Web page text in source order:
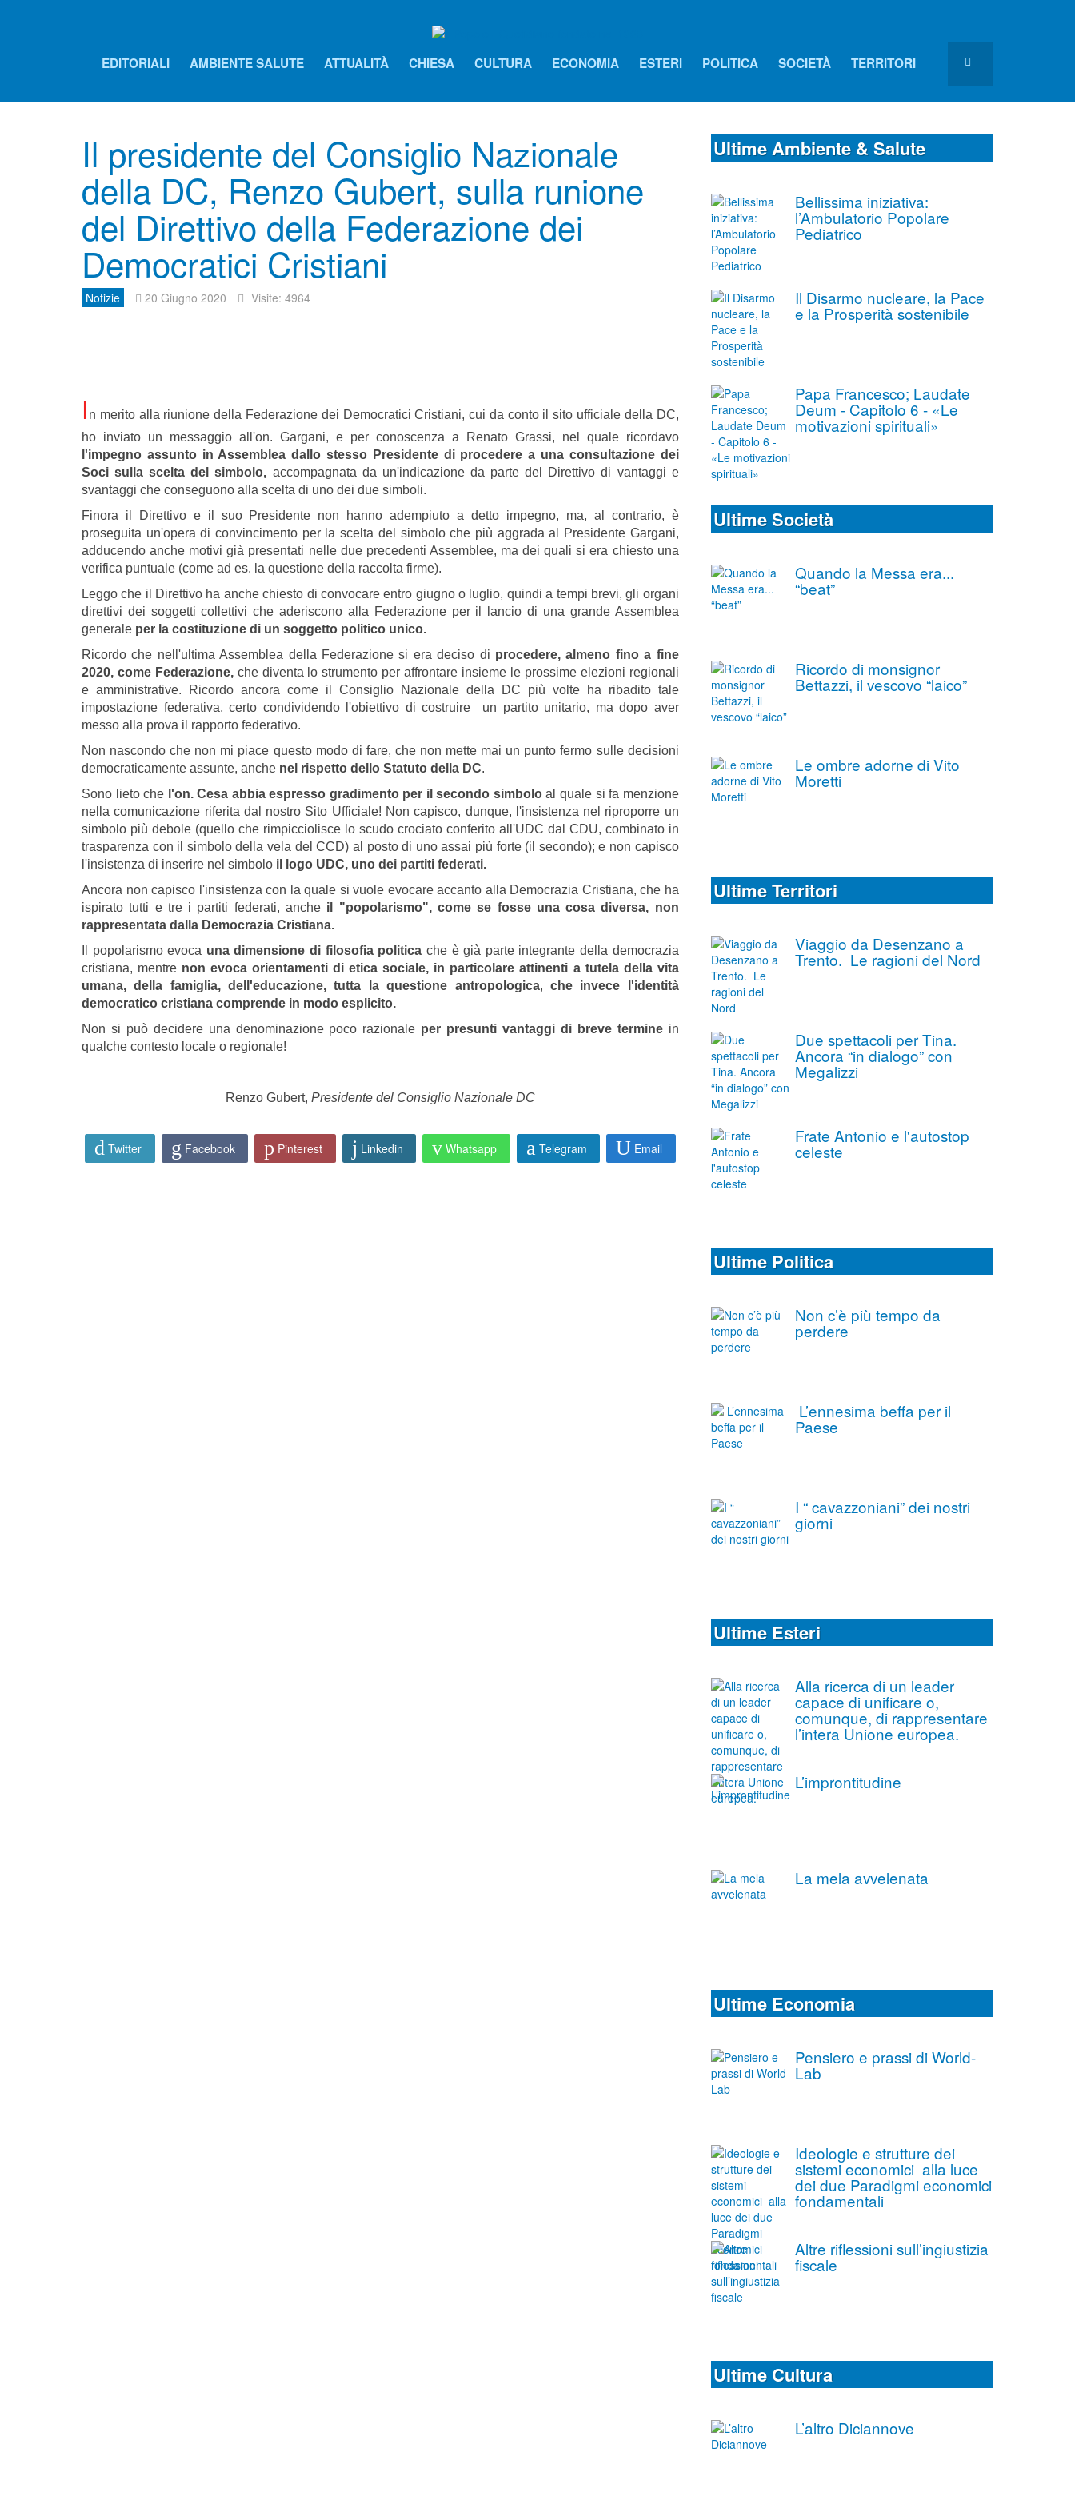
EDITORIALI AMBIENTE SALUTE ATTUALITÀ CHIESA CULTURA ECONOMIA ESTERI POLITICA SOCIETÀ TERRITORI
Il presidente del Consiglio Nazionale
della DC, Renzo Gubert, sulla runione
del Direttivo della Federazione dei
Democratici Cristiani
Notizie 20 Giugno 2020 Visite: 4964
I n merito alla riunione della Federazione dei Democratici Cristiani, cui da conto il sito ufficiale della DC,
ho inviato un messaggio all'on. Gargani, e per conoscenza a Renato Grassi, nel quale ricordavo
l'impegno assunto in Assemblea dallo stesso Presidente di procedere a una consultazione dei
Soci sulla scelta del simbolo, accompagnata da un'indicazione da parte del Direttivo di vantaggi e
svantaggi che conseguono alla scelta di uno dei due simboli.
Finora il Direttivo e il suo Presidente non hanno adempiuto a detto impegno, ma, al contrario, è
proseguita un'opera di convincimento per la scelta del simbolo che più aggrada al Presidente Gargani,
adducendo anche motivi già presentati nelle due precedenti Assemblee, ma dei quali si era chiesto una
verifica puntuale (come ad es. la questione della raccolta firme).
Leggo che il Direttivo ha anche chiesto di convocare entro giugno o luglio, quindi a tempi brevi, gli organi
direttivi dei soggetti collettivi che aderiscono alla Federazione per il lancio di una grande Assemblea
generale per la costituzione di un soggetto politico unico.
Ricordo che nell'ultima Assemblea della Federazione si era deciso di procedere, almeno fino a fine
2020, come Federazione,che diventa lo strumento per affrontare insieme le prossime elezioni regionali
e amministrative. Ricordo ancora come il Consiglio Nazionale della DC più volte ha ribadito tale
impostazione federativa, certo condividendo l'obiettivo di costruire un partito unitario, ma dopo aver
messo alla prova il rapporto federativo.
Non nascondo che non mi piace questo modo di fare, che non mette mai un punto fermo sulle decisioni
democraticamente assunte, anche nel rispetto dello Statuto della DC.
Sono lieto che l'on. Cesa abbia espresso gradimento per il secondo simboloal quale si fa menzione
nella comunicazione riferita dal nostro Sito Ufficiale! Non capisco, dunque, l'insistenza nel riproporre un
simbolo più debole (quello che rimpicciolisce lo scudo crociato conferito all'UDC dal CDU, combinato in
trasparenza con il simbolo della vela del CCD) al posto di uno assai più forte (il secondo); e non capisco
l'insistenza di inserire nel simbolo il logo UDC, uno dei partiti federati.
Ancora non capisco l'insistenza con la quale si vuole evocare accanto alla Democrazia Cristiana, che ha
ispirato tutti e tre i partiti federati, anche il "popolarismo", come se fosse una cosa diversa, non
rappresentata dalla Democrazia Cristiana.
Il popolarismo evoca una dimensione di filosofia politica che è già parte integrante della democrazia
cristiana, mentre non evoca orientamenti di etica sociale, in particolare attinenti a tutela della vita
umana, della famiglia, dell'educazione, tutta la questione antropologica, che invece l'identità
democratico cristiana comprende in modo esplicito.
Non si può decidere una denominazione poco razionale per presunti vantaggi di breve terminein
qualche contesto locale o regionale!
Renzo Gubert, Presidente del Consiglio Nazionale DC
Twitter Facebook Pinterest Linkedin Whatsapp Telegram Email
Ultime Ambiente & Salute
Bellissima iniziativa:
l’Ambulatorio Popolare
Pediatrico
Il Disarmo nucleare, la Pace
e la Prosperità sostenibile
Papa Francesco; Laudate
Deum - Capitolo 6 - «Le
motivazioni spirituali»
Ultime Società
Quando la Messa era...
“beat”
Ricordo di monsignor
Bettazzi, il vescovo “laico”
Le ombre adorne di Vito
Moretti
Ultime Territori
Viaggio da Desenzano a
Trento. Le ragioni del Nord
Due spettacoli per Tina.
Ancora “in dialogo” con
Megalizzi
Frate Antonio e l'autostop
celeste
Ultime Politica
Non c’è più tempo da
perdere
L’ennesima beffa per il
Paese
I “ cavazzoniani” dei nostri
giorni
Ultime Esteri
Alla ricerca di un leader
capace di unificare o,
comunque, di rappresentare
l’intera Unione europea.
L’improntitudine
La mela avvelenata
Ultime Economia
Pensiero e prassi di World-
Lab
Ideologie e strutture dei
sistemi economici alla luce
dei due Paradigmi economici
fondamentali
Altre riflessioni sull’ingiustizia
fiscale
Ultime Cultura
L’altro Diciannove